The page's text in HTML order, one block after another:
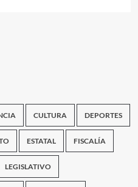
CULTURA DEPORTES
ESTATAL FISCALÍA
LEGISLATIVO